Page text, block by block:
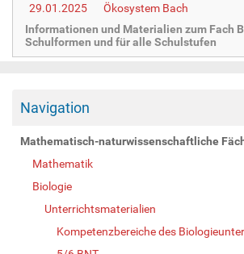
29.01.2025
Ökosystem Bach
Informationen und Materialien zum Fach
Schulformen und für alle Schulstufen
Navigation
Mathematisch-naturwissenschaftliche
Mathematik
Biologie
Unterrichtsmaterialien
Kompetenzbereiche des